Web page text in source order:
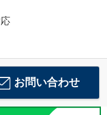
お問い合わせ